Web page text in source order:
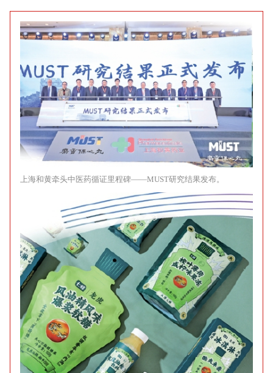
上海和黄牵头中医药循证里程碑——MUST研究结果发布。